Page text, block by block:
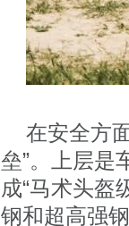
在安全方
垒”。上层是
成“马术头盔
钢和超高强